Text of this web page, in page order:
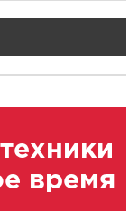
время